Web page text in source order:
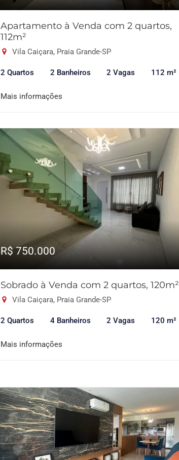
Apartamento à Venda com 2 quartos,
112m²
Vila Caiçara, Praia Grande-SP
2 Quartos 2 Banheiros 2 Vagas 112 m²
Mais informações
R$ 750.000
Sobrado à Venda com 2 quartos, 120m²
Vila Caiçara, Praia Grande-SP
2 Quartos 4 Banheiros 2 Vagas 120 m²
Mais informações